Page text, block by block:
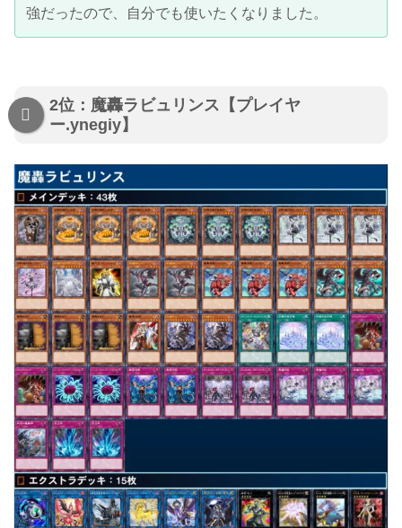
強だったので、自分でも使いたくなりました。
2位：魔轟ラビュリンス【プレイヤ
ー.ynegiy】